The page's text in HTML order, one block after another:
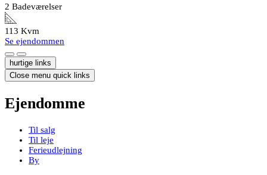
2 Badeværelser
113 Kvm
Se ejendommen
hurtige links
Close menu quick links
Ejendomme
Til salg
Til leje
Ferieudlejning
By